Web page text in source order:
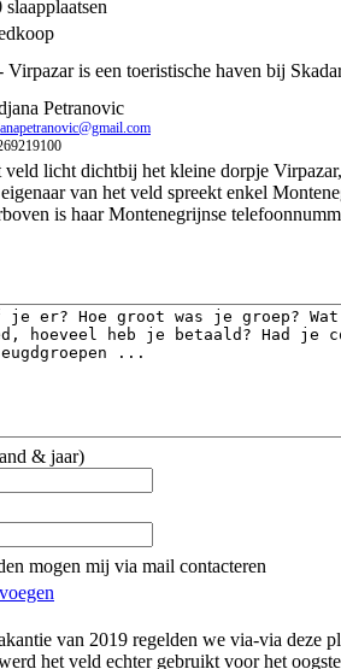
slaapplaatsen
Virpazar is een toeristische haven bij
Petranovic
veld licht dichtbij het kleine dorpje
van het veld spreekt enkel
is haar Montenegrijnse
& jaar)
mogen mij via mail contacteren
van 2019 regelden we via-via deze
het veld echter gebruikt voor het